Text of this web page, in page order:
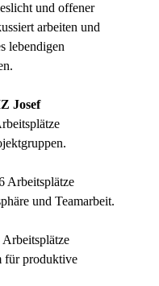
und offener
arbeiten und
lebendigen
Josef
Arbeitsplätze
und Teamarbeit.
Arbeitsplätze
für produktive